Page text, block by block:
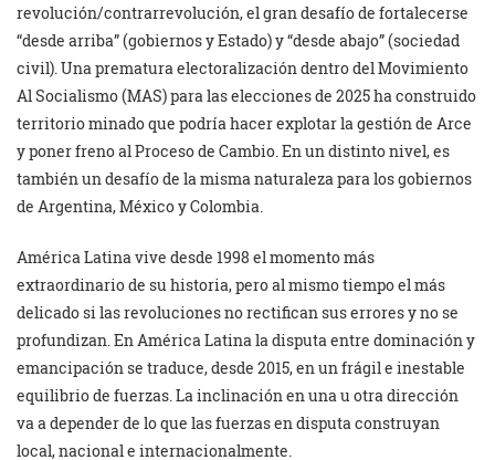
revolución/contrarrevolución, el gran desafío de fortalecerse
“desde arriba” (gobiernos y Estado) y “desde abajo” (sociedad
civil). Una prematura electoralización dentro del Movimiento
Al Socialismo (MAS) para las elecciones de 2025 ha construido
territorio minado que podría hacer explotar la gestión de Arce
y poner freno al Proceso de Cambio. En un distinto nivel, es
también un desafío de la misma naturaleza para los gobiernos
de Argentina, México y Colombia.
América Latina vive desde 1998 el momento más
extraordinario de su historia, pero al mismo tiempo el más
delicado si las revoluciones no rectifican sus errores y no se
profundizan. En América Latina la disputa entre dominación y
emancipación se traduce, desde 2015, en un frágil e inestable
equilibrio de fuerzas. La inclinación en una u otra dirección
va a depender de lo que las fuerzas en disputa construyan
local, nacional e internacionalmente.